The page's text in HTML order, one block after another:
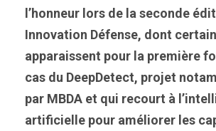
l’honneur lors de la seconde
Innovation Défense, dont
apparaissent pour la première
cas du DeepDetect, projet
par MBDA et qui recourt à
artificielle pour améliorer les